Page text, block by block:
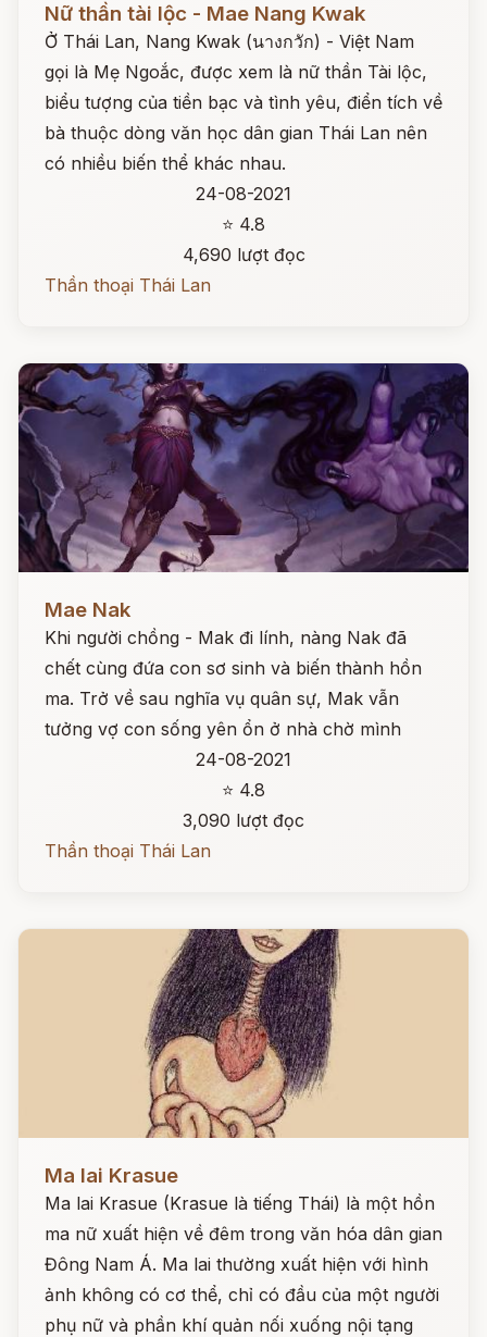
Nữ thần tài lộc - Mae Nang Kwak
Ở Thái Lan, Nang Kwak (นางกวัก) - Việt Nam
gọi là Mẹ Ngoắc, được xem là nữ thần Tài lộc,
biểu tượng của tiền bạc và tình yêu, điển tích về
bà thuộc dòng văn học dân gian Thái Lan nên
có nhiều biến thể khác nhau.
24-08-2021
⭐ 4.8
4,690 lượt đọc
Thần thoại Thái Lan
Mae Nak
Khi người chồng - Mak đi lính, nàng Nak đã
chết cùng đứa con sơ sinh và biến thành hồn
ma. Trở về sau nghĩa vụ quân sự, Mak vẫn
tưởng vợ con sống yên ổn ở nhà chờ mình
24-08-2021
⭐ 4.8
3,090 lượt đọc
Thần thoại Thái Lan
Ma lai Krasue
Ma lai Krasue (Krasue là tiếng Thái) là một hồn
ma nữ xuất hiện về đêm trong văn hóa dân gian
Đông Nam Á. Ma lai thường xuất hiện với hình
ảnh không có cơ thể, chỉ có đầu của một người
phụ nữ và phần khí quản nối xuống nội tạng